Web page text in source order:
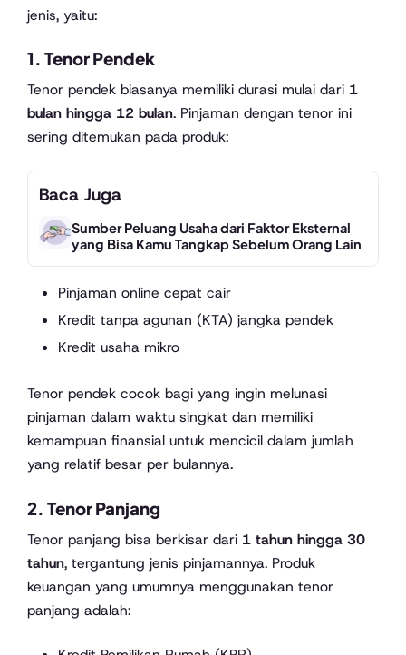
jenis, yaitu:
1. Tenor Pendek
Tenor pendek biasanya memiliki durasi mulai dari 1
bulan hingga 12 bulan. Pinjaman dengan tenor ini
sering ditemukan pada produk:
Baca Juga
Sumber Peluang Usaha dari Faktor Eksternal
yang Bisa Kamu Tangkap Sebelum Orang Lain
Pinjaman online cepat cair
Kredit tanpa agunan (KTA) jangka pendek
Kredit usaha mikro
Tenor pendek cocok bagi yang ingin melunasi
pinjaman dalam waktu singkat dan memiliki
kemampuan finansial untuk mencicil dalam jumlah
yang relatif besar per bulannya.
2. Tenor Panjang
Tenor panjang bisa berkisar dari 1 tahun hingga 30
tahun, tergantung jenis pinjamannya. Produk
keuangan yang umumnya menggunakan tenor
panjang adalah: